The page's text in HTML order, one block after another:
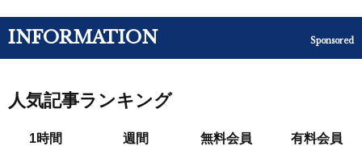
INFORMATION Sponsored
人気記事ランキング
1時間 週間 無料会員 有料会員